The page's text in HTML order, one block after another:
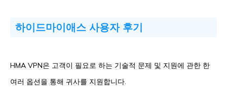
하이드마이애스 사용자 후기
HMA VPN은 고객이 필요로 하는 기술적 문제 및 지원에 관한 한
여러 옵션을 통해 귀사를 지원합니다.